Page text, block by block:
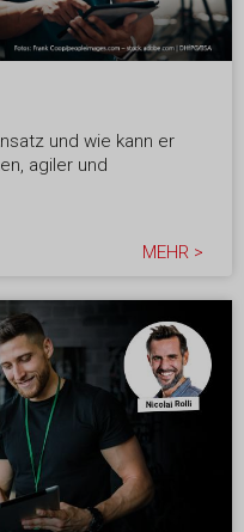
und wie kann er
agiler und
MEHR >